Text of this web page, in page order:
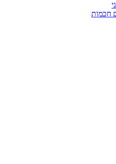
חכמות